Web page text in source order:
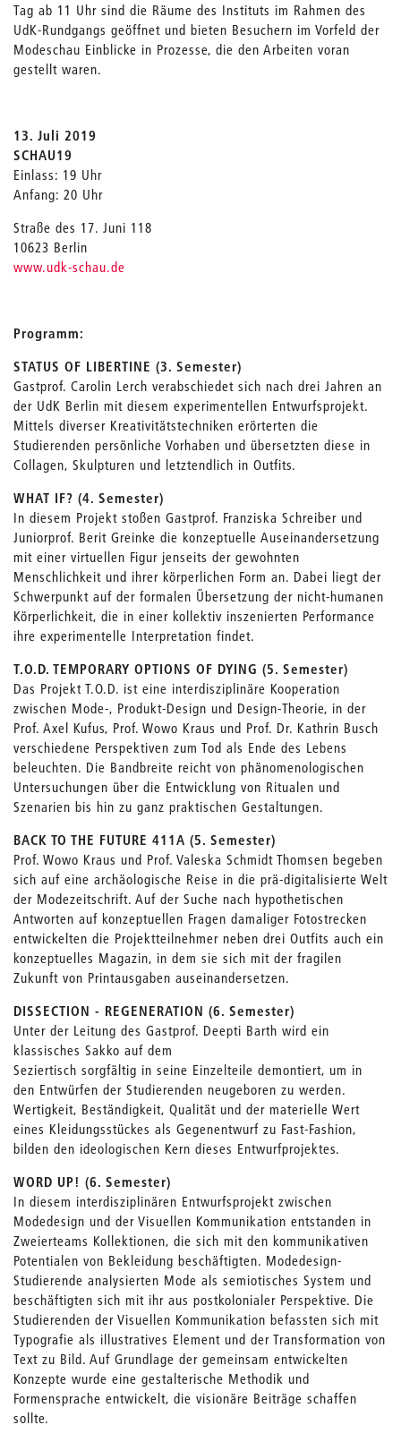
Tag ab 11 Uhr sind die Räume des Instituts im Rahmen des
UdK-Rundgangs geöffnet und bieten Besuchern im Vorfeld der
Modeschau Einblicke in Prozesse, die den Arbeiten voran
gestellt waren.
13. Juli 2019
SCHAU19
Einlass: 19 Uhr
Anfang: 20 Uhr
Straße des 17. Juni 118
10623 Berlin
www.udk-schau.de
Programm:
STATUS OF LIBERTINE (3. Semester)
Gastprof. Carolin Lerch verabschiedet sich nach drei Jahren an
der UdK Berlin mit diesem experimentellen Entwurfsprojekt.
Mittels diverser Kreativitätstechniken erörterten die
Studierenden persönliche Vorhaben und übersetzten diese in
Collagen, Skulpturen und letztendlich in Outfits.
WHAT IF? (4. Semester)
In diesem Projekt stoßen Gastprof. Franziska Schreiber und
Juniorprof. Berit Greinke die konzeptuelle Auseinandersetzung
mit einer virtuellen Figur jenseits der gewohnten
Menschlichkeit und ihrer körperlichen Form an. Dabei liegt der
Schwerpunkt auf der formalen Übersetzung der nicht-humanen
Körperlichkeit, die in einer kollektiv inszenierten Performance
ihre experimentelle Interpretation findet.
T.O.D. TEMPORARY OPTIONS OF DYING (5. Semester)
Das Projekt T.O.D. ist eine interdisziplinäre Kooperation
zwischen Mode-, Produkt-Design und Design-Theorie, in der
Prof. Axel Kufus, Prof. Wowo Kraus und Prof. Dr. Kathrin Busch
verschiedene Perspektiven zum Tod als Ende des Lebens
beleuchten. Die Bandbreite reicht von phänomenologischen
Untersuchungen über die Entwicklung von Ritualen und
Szenarien bis hin zu ganz praktischen Gestaltungen.
BACK TO THE FUTURE 411A (5. Semester)
Prof. Wowo Kraus und Prof. Valeska Schmidt Thomsen begeben
sich auf eine archäologische Reise in die prä-digitalisierte Welt
der Modezeitschrift. Auf der Suche nach hypothetischen
Antworten auf konzeptuellen Fragen damaliger Fotostrecken
entwickelten die Projektteilnehmer neben drei Outfits auch ein
konzeptuelles Magazin, in dem sie sich mit der fragilen
Zukunft von Printausgaben auseinandersetzen.
DISSECTION - REGENERATION (6. Semester)
Unter der Leitung des Gastprof. Deepti Barth wird ein
klassisches Sakko auf dem
Seziertisch sorgfältig in seine Einzelteile demontiert, um in
den Entwürfen der Studierenden neugeboren zu werden.
Wertigkeit, Beständigkeit, Qualität und der materielle Wert
eines Kleidungsstückes als Gegenentwurf zu Fast-Fashion,
bilden den ideologischen Kern dieses Entwurfprojektes.
WORD UP! (6. Semester)
In diesem interdisziplinären Entwurfsprojekt zwischen
Modedesign und der Visuellen Kommunikation entstanden in
Zweierteams Kollektionen, die sich mit den kommunikativen
Potentialen von Bekleidung beschäftigten. Modedesign-
Studierende analysierten Mode als semiotisches System und
beschäftigten sich mit ihr aus postkolonialer Perspektive. Die
Studierenden der Visuellen Kommunikation befassten sich mit
Typografie als illustratives Element und der Transformation von
Text zu Bild. Auf Grundlage der gemeinsam entwickelten
Konzepte wurde eine gestalterische Methodik und
Formensprache entwickelt, die visionäre Beiträge schaffen
sollte.